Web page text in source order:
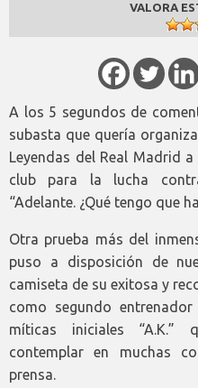
VALORA
A los 5 segundos de
subasta que quería
Leyendas del Real Madrid
club para la lucha
“Adelante. ¿Qué tengo que
Otra prueba más del
puso a disposición de
camiseta de su exitosa y
como segundo
míticas iniciales “A.K.”
contemplar en muchas
prensa.